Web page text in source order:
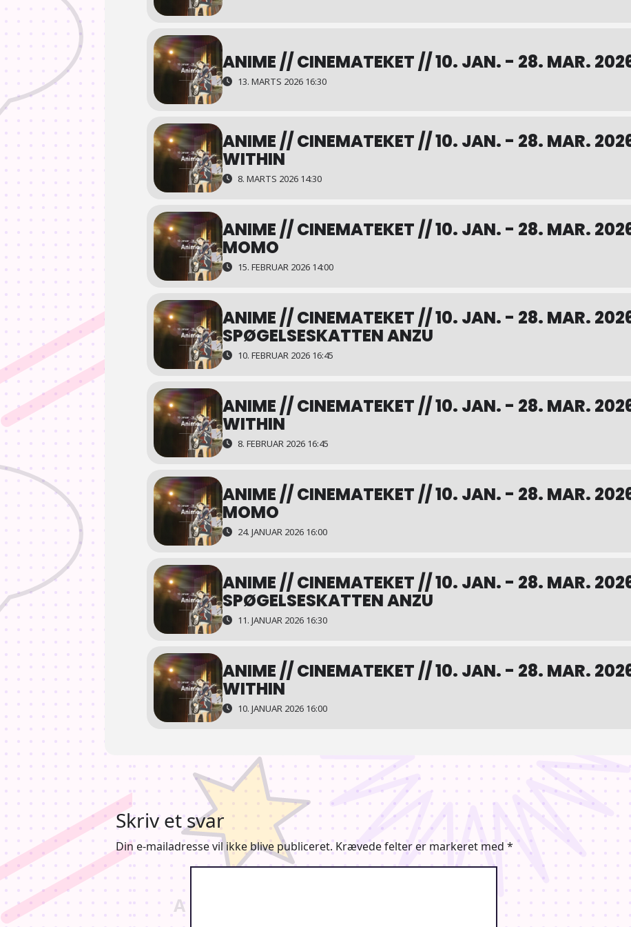
16.45: Spøgelseskatten Anzu
Søndag den 15. februar
14.00: Brevet til Momo
Lørdag den 7. marts
16.30: Spøgelseskatten Anzu
Søndag den 8. marts
Fredag den 13. marts
16.30: Belle
16.15: Belle
Lørdag den 28. marts
14.00: Brevet til Momo
————————————
PRAKTISK INFORMATION
————————————
Tid: 10. januar – 28. marts
Ordinær billetpris: 95 kr. (dog 65 kr. for Cinematekets medlemmer). Særpris på udvalgte arrangementer
Billetbestilling på tlf. 33 74 34 12 ellerhttps://www.dfi.dk/cinemat…/biograf/filmserier/serie/28817
Læs mere om Cinemateket og medlemsfordele på: https://www.dfi.dk/cinemateket/medlemmer
ANIME // CINEMATEKET // 10. JAN. - 28. MAR. 2026
13. MARTS 2026 16:30
ANIME // CINEMATEKET // 10. JAN. - 28. MAR.
WITHIN
8. MARTS 2026 14:30
ANIME // CINEMATEKET // 10. JAN. - 28. MAR.
MOMO
15. FEBRUAR 2026 14:00
ANIME // CINEMATEKET // 10. JAN. - 28. MAR. 2026
SPØGELSESKATTEN ANZU
10. FEBRUAR 2026 16:45
ANIME // CINEMATEKET // 10. JAN. - 28. MAR.
WITHIN
8. FEBRUAR 2026 16:45
ANIME // CINEMATEKET // 10. JAN. - 28. MAR.
MOMO
24. JANUAR 2026 16:00
ANIME // CINEMATEKET // 10. JAN. - 28. MAR. 2026
SPØGELSESKATTEN ANZU
11. JANUAR 2026 16:30
ANIME // CINEMATEKET // 10. JAN. - 28. MAR.
WITHIN
10. JANUAR 2026 16:00
Skriv et svar
Din e-mailadresse vil ikke blive publiceret. Krævede felter er markeret med *